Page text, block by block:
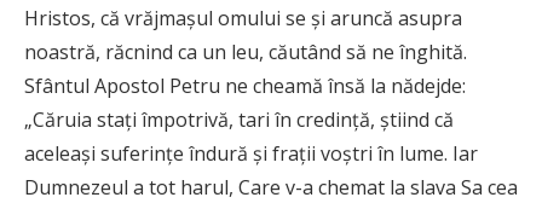
Hristos, că vrăjmașul omului se și aruncă asupra
noastră, răcnind ca un leu, căutând să ne înghită.
Sfântul Apostol Petru ne cheamă însă la nădejde:
„Căruia staţi împotrivă, tari în credinţă, ştiind că
aceleaşi suferinţe îndură şi fraţii voştri în lume. Iar
Dumnezeul a tot harul, Care v-a chemat la slava Sa cea